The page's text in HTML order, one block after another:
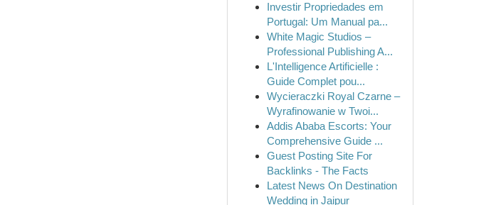
Investir Propriedades em
Portugal: Um Manual pa...
White Magic Studios –
Professional Publishing A...
L'Intelligence Artificielle :
Guide Complet pou...
Wycieraczki Royal Czarne –
Wyrafinowanie w Twoi...
Addis Ababa Escorts: Your
Comprehensive Guide ...
Guest Posting Site For
Backlinks - The Facts
Latest News On Destination
Wedding in Jaipur